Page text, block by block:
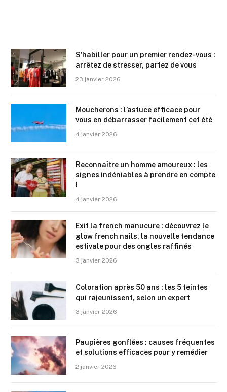
S’habiller pour un premier rendez-vous :
arrêtez de stresser, partez de vous
23 janvier 2026
Moucherons : l’astuce efficace pour
vous en débarrasser facilement cet été
4 janvier 2026
Reconnaître un homme amoureux : les
signes indéniables à prendre en compte
!
4 janvier 2026
Exit la french manucure : découvrez le
glow french nails, la nouvelle tendance
estivale pour des ongles raffinés
3 janvier 2026
Coloration après 50 ans : les 5 teintes
qui rajeunissent, selon un expert
3 janvier 2026
Paupières gonflées : causes fréquentes
et solutions efficaces pour y remédier
2 janvier 2026